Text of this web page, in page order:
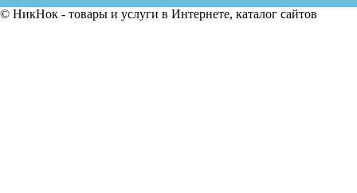
© НикНок - товары и услуги в Интернете, каталог сайтов